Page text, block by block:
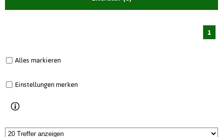
1
Alles markieren
Einstellungen merken